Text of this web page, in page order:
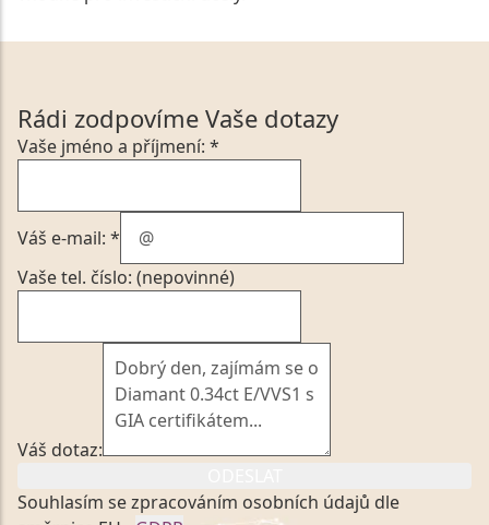
Rádi zodpovíme Vaše dotazy
Vaše jméno a příjmení: *
Váš e-mail: *
Vaše tel. číslo: (nepovinné)
Váš dotaz:
Souhlasím se zpracováním osobních údajů dle